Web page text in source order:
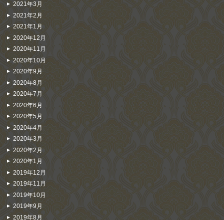
2021年3月
2021年2月
2021年1月
2020年12月
2020年11月
2020年10月
2020年9月
2020年8月
2020年7月
2020年6月
2020年5月
2020年4月
2020年3月
2020年2月
2020年1月
2019年12月
2019年11月
2019年10月
2019年9月
2019年8月